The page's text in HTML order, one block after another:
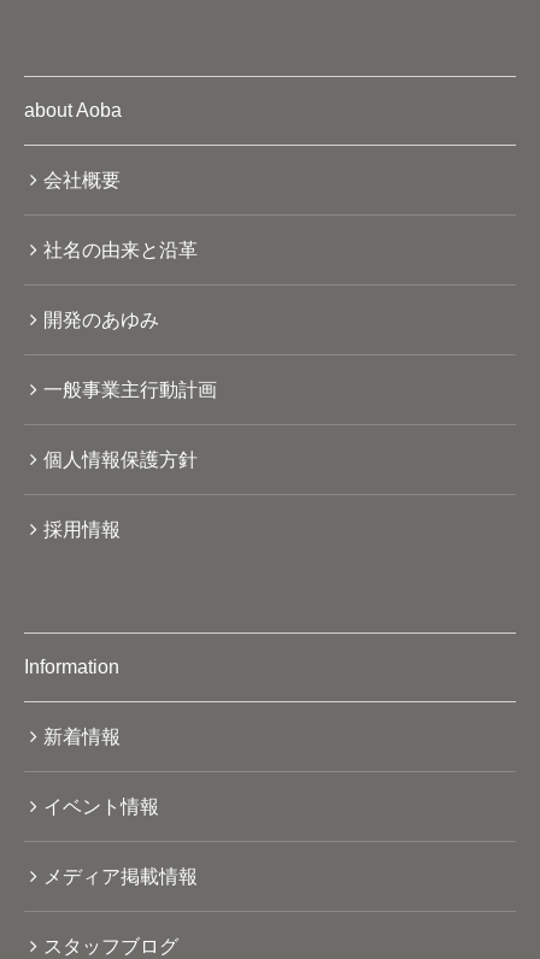
about Aoba
会社概要
社名の由来と沿革
開発のあゆみ
一般事業主行動計画
個人情報保護方針
採用情報
Information
新着情報
イベント情報
メディア掲載情報
スタッフブログ